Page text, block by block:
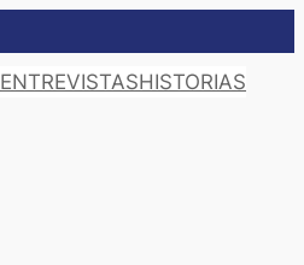
ENTREVISTASHISTORIAS